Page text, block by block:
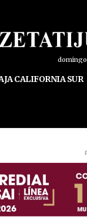
CALIFORNIA SUR